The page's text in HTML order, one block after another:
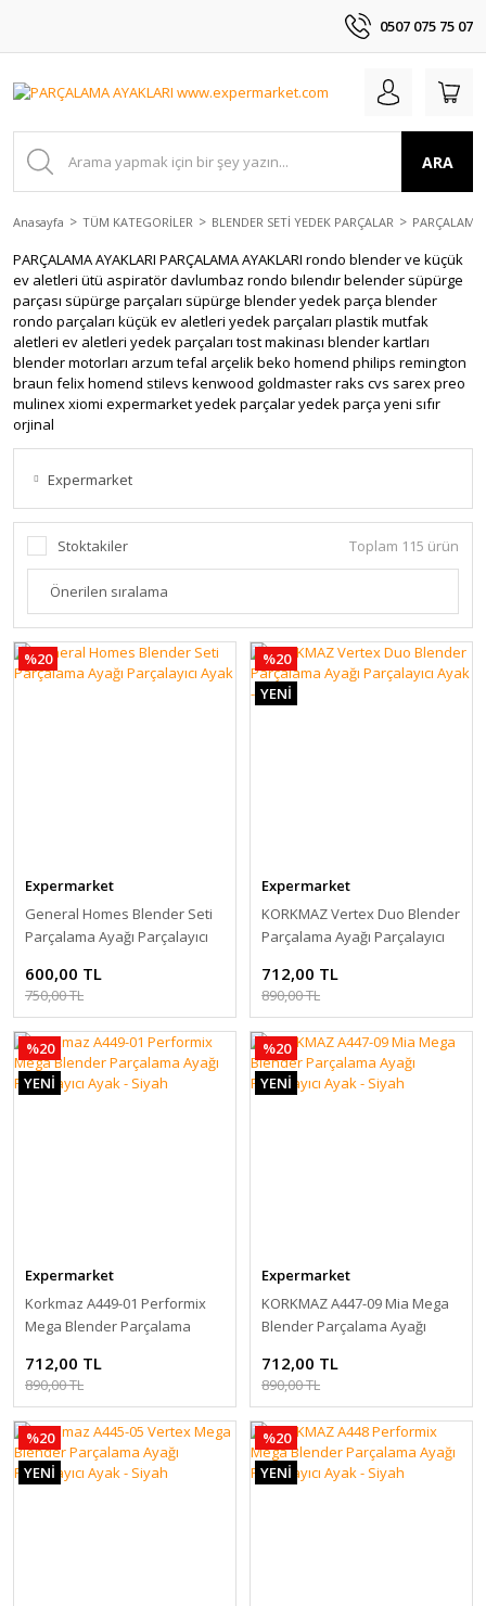
0507 075 75 07
ARA
Anasayfa TÜM KATEGORİLER BLENDER SETİ YEDEK PARÇALAR
PARÇALAMA AYAKLARI PARÇALAMA AYAKLARI rondo blender ve küçük
ev aletleri ütü aspiratör davlumbaz rondo bılendır belender süpürge
parçası süpürge parçaları süpürge blender yedek parça blender
rondo parçaları küçük ev aletleri yedek parçaları plastik mutfak
aletleri ev aletleri yedek parçaları tost makinası blender kartları
blender motorları arzum tefal arçelik beko homend philips remington
braun felix homend stilevs kenwood goldmaster raks cvs sarex preo
mulinex xiomi expermarket yedek parçalar yedek parça yeni sıfır
orjinal
Expermarket
Stoktakiler Toplam 115 ürün
%20
Expermarket
General Homes Blender Seti
Parçalama Ayağı Parçalayıcı
600,00 TL
750,00 TL
%20
YENİ
Expermarket
KORKMAZ Vertex Duo Blender
Parçalama Ayağı Parçalayıcı
712,00 TL
890,00 TL
%20
YENİ
Expermarket
Korkmaz A449-01 Performix
Mega Blender Parçalama
712,00 TL
890,00 TL
%20
YENİ
Expermarket
KORKMAZ A447-09 Mia Mega
Blender Parçalama Ayağı
712,00 TL
890,00 TL
%20
YENİ
%20
YENİ